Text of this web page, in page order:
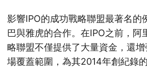
影響IPO的成功戰略聯盟最著名的
巴與雅虎的合作。在IPO之前，阿
略聯盟不僅提供了大量資金，還
場覆蓋範圍，為其2014年創紀錄